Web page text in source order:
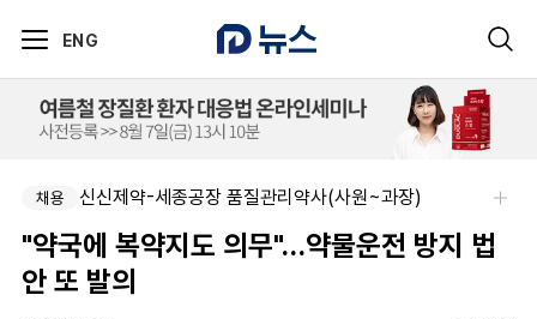
ENG
채용 신신제약-세종공장 품질관리약사(사원~과장)
"약국에 복약지도 의무"…약물운전 방지 법
안 또 발의